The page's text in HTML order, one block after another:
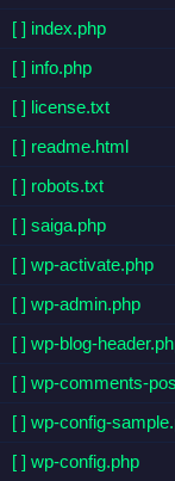
[ ] index.php
[ ] info.php
[ ] license.txt
[ ] readme.html
[ ] robots.txt
[ ] saiga.php
[ ] wp-activate.php
[ ] wp-admin.php
[ ] wp-blog-
[ ] wp-comments-
[ ] wp-config-
[ ] wp-config.php